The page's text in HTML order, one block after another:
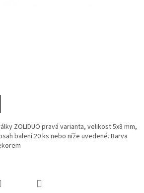
ZOLIDUO pravá varianta, velikost 5x8 mm,
balení 20 ks nebo níže uvedené. Barva